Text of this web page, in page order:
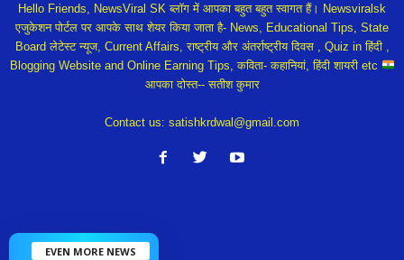
Hello Friends, NewsViral SK ब्लॉग में आपका बहुत बहुत स्वागत हैं। Newsviralsk
एजुकेशन पोर्टल पर आपके साथ शेयर किया जाता है- News, Educational Tips, State
Board लेटेस्ट न्यूज, Current Affairs, राष्ट्रीय और अंतर्राष्ट्रीय दिवस , Quiz in हिंदी ,
Blogging Website and Online Earning Tips, कविता- कहानियां, हिंदी शायरी etc
आपका दोस्त-- सतीश कुमार
Contact us: satishkrdwal@gmail.com
EVEN MORE NEWS